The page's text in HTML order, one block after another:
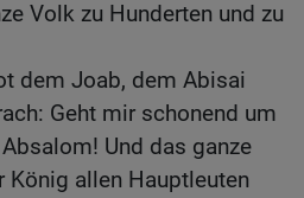
Volk zu Hunderten und zu
dem Joab, dem Abisai
Geht mir schonend um
Und das ganze
König allen Hauptleuten